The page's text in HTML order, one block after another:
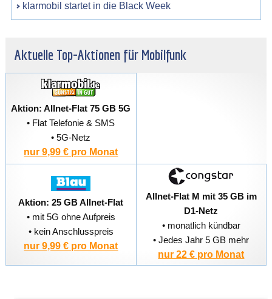
klarmobil startet in die Black Week
Aktuelle Top-Aktionen für Mobilfunk
Aktion: Allnet-Flat 75 GB 5G
• Flat Telefonie & SMS
• 5G-Netz
nur 9,99 € pro Monat
Aktion: 25 GB Allnet-Flat
• mit 5G ohne Aufpreis
• kein Anschlusspreis
nur 9,99 € pro Monat
Allnet-Flat M mit 35 GB im
D1-Netz
• monatlich kündbar
• Jedes Jahr 5 GB mehr
nur 22 € pro Monat